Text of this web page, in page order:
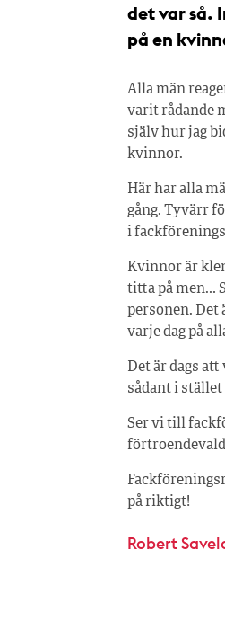
det var så.
på en
Alla män
varit rådande
själv hur jag
kvinnor.
Här har alla
gång. Tyvärr
i
Kvinnor är
titta på men…
personen.
varje dag på
Det är dags
sådant i
Ser vi till
på riktigt!
Robert